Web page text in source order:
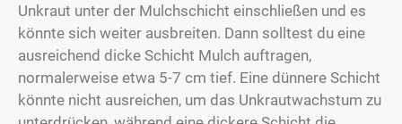
Unkraut unter der Mulchschicht einschließen und es
könnte sich weiter ausbreiten. Dann solltest du eine
ausreichend dicke Schicht Mulch auftragen,
normalerweise etwa 5-7 cm tief. Eine dünnere Schicht
könnte nicht ausreichen, um das Unkrautwachstum zu